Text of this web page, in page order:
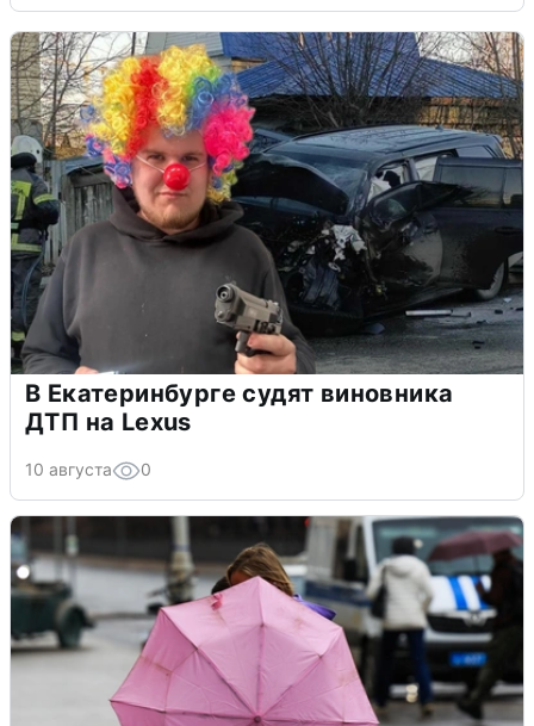
В Екатеринбурге судят виновника
ДТП на Lexus
10 августа 0